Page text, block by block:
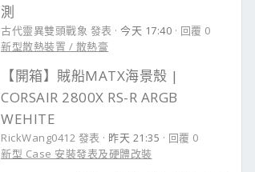
測
古代靈異雙頭戰象 發表 今天 17:40
回覆 0
新型散熱裝置 / 散熱膏
【開箱】賊船MATX海景殼 |
CORSAIR 2800X RS-R ARGB
WEHITE
RickWang0412 發表 昨天 21:35
回覆 0
新型 Case 安裝發表及硬體改裝